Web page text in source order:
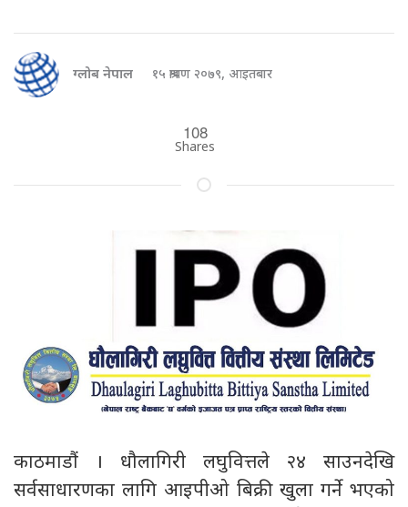
ग्लोब नेपाल १५ श्रावण २०७९, आइतबार
108
Shares
काठमाडौं । धौलागिरी लघुवित्तले २४ साउनदेखि
सर्वसाधारणका लागि आइपीओ बिक्री खुला गर्ने भएको